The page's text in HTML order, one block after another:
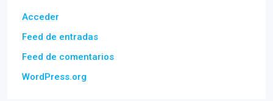
Acceder
Feed de entradas
Feed de comentarios
WordPress.org